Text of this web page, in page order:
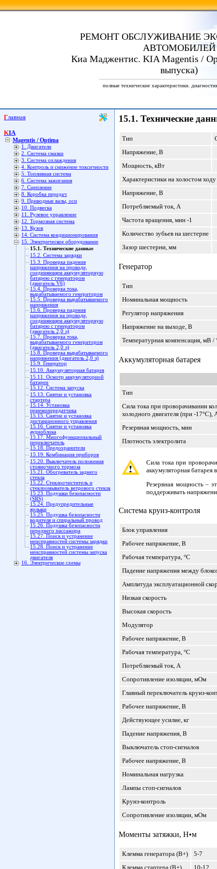
РЕМОНТ ОБСЛУЖИВАНИЕ
АВТОМОБИЛЕЙ
Киа Маджентис. KIA Magentis /
выпуска)
полные технические характеристики.
Главная
KIA
Magentis / Optima
1. Двигатели
2. Система смазки
3. Система охлаждения
4. Контроль и снижение токсичности
5. Топливная система
6. Система зажигания
7. Сцепление
8. Коробка передач
9. Приводные валы, оси
10. Подвеска
11. Рулевое управление
12. Тормозная система
13. Кузов
14. Система кондиционирования
15. Электрическое оборудование
15.1. Технические данные
15.2. Система зарядки
15.3. Проверка падения
напряжения на проводе,
соединяющем аккумуляторную
батарею с генератором
(двигатель V6)
15.4. Проверка тока,
вырабатываемого генератором
15.5. Проверка вырабатываемого
напряжения
15.6. Проверка падения
напряжения на проводе,
соединяющем аккумуляторную
батарею с генератором
(двигатель 2,0 л)
15.7. Проверка тока,
вырабатываемого генератором
(двигатель 2,0 л)
15.8. Проверка вырабатываемого
напряжения (двигатель 2,0 л)
15.9. Генератор
15.10. Аккумуляторная батарея
15.11. Осмотр аккумуляторной
батареи
15.12. Система запуска
15.13. Снятие и установка
стартера
15.14. Установка
приемопередатчика
15.15. Снятие и установка
дистанционного управления
15.16. Снятие и установка
аудиоблока
15.17. Многофункциональный
переключатель
15.18. Предохранители
15.19. Комбинация приборов
15.20. Выключатель положения
стояночного тормоза
15.21. Обогреватель заднего
стекла
15.22. Стеклоочиститель и
стеклоомыватель ветрового стекла
15.23. Подушки безопасности
(SRS)
15.24. Предупредительные
ярлыки
15.25. Подушка безопасности
водителя и спиральный провод
15.26. Подушка безопасности
переднего пассажира
15.27. Поиск и устранение
неисправностей системы зарядки
15.28. Поиск и устранение
неисправностей системы запуска
двигателя
16. Электрические схемы
15.1. Технические
Тип
Напряжение, В
Мощность, кВт
Характеристики на холостом ходу
Напряжение, В
Потребляемый ток, А
Частота вращения, мин -1
Количество зубьев на шестерне
Зазор шестерни, мм
Генератор
Тип
Номинальная мощность
Регулятор напряжения
Напряжение на выходе, В
Температурная компенсация, мВ /
Аккумуляторная батарея
Тип
Сила тока при проворачивании
холодного двигателя (при -17°C),
Резервная мощность, мин
Плотность электролита
Сила тока при
аккумуляторная
Резервная мощность –
поддерживать
Система круиз-контроля
Блок управления
Рабочее напряжение, В
Рабочая температура, °C
Падение напряжения между
Амплитуда эксплуатационной
Низкая скорость
Высокая скорость
Модулятор
Рабочее напряжение, В
Рабочая температура, °C
Потребляемый ток, А
Сопротивление изоляции, мОм
Главный переключатель круиз-
Рабочее напряжение, В
Действующее усилие, кг
Падение напряжения, В
Выключатель стоп-сигналов
Рабочее напряжение, В
Номинальная нагрузка
Лампы стоп-сигналов
Круиз-контроль
Сопротивление изоляции, мОм
Моменты затяжки, Н•м
Клемма генератора (B+)
5-7
Клемма стартера (B+)
10-12